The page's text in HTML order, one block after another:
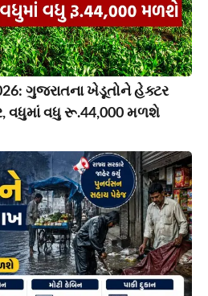
ગુજરાતના ખેડૂતોને હેક્ટર
વધુમાં વધુ રૂ.44,000 મળશે